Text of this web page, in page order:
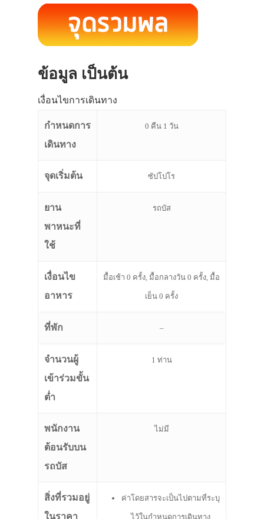
ข้อมูล เป็นต้น
เงื่อนไขการเดินทาง
กำหนดการ
เดินทาง
0 คืน 1 วัน
จุดเริ่มต้น ซัปโปโร
ยาน
พาหนะที่
ใช้
รถบัส
เงื่อนไข
อาหาร
มื้อเช้า 0 ครั้ง, มื้อกลางวัน 0 ครั้ง, มื้อ
เย็น 0 ครั้ง
ที่พัก –
จำนวนผู้
เข้าร่วมขั้น
ต่ำ
1 ท่าน
พนักงาน
ต้อนรับบน
รถบัส
ไม่มี
สิ่งที่รวมอยู่
ในราคา
ค่าโดยสารจะเป็นไปตามที่ระบุ
ไว้ในกำหนดการเดินทาง